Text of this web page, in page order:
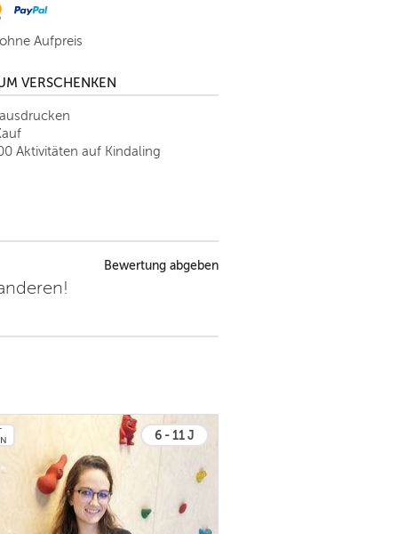
Aufpreis
VERSCHENKEN
Aktivitäten auf Kindaling
Bewertung abgeben
6 - 11 J